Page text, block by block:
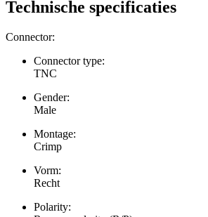
Technische specificaties
Connector:
Connector type:
TNC
Gender:
Male
Montage:
Crimp
Vorm:
Recht
Polarity: